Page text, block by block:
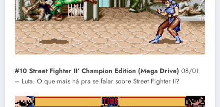
#10 Street Fighter II’ Champion Edition (Mega Drive) 08/01
– Luta. O que mais há pra se falar sobre Street Fighter II?